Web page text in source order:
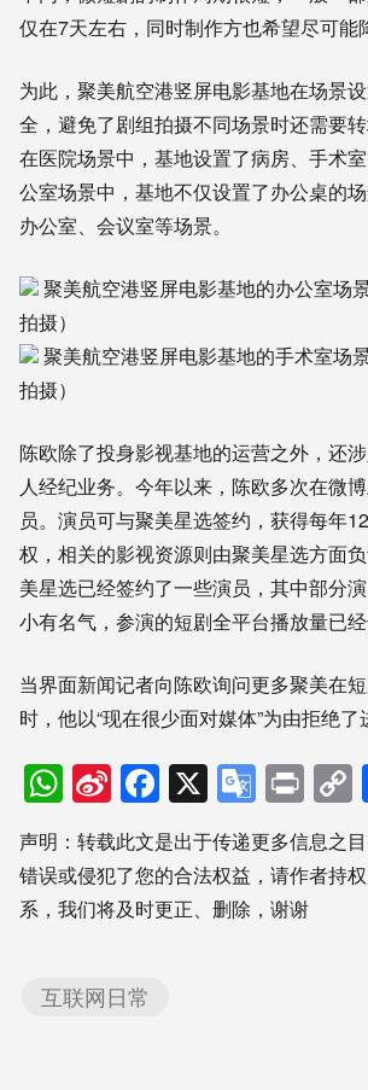
仅在7天左右 ， 同时制作方也希望尽可能
为此 ， 聚美航空港竖屏电影基地在场景
全 ， 避免了剧组拍摄不同场景时还需要
在医院场景中 ， 基地设置了病房 手术室
公室场景中 ， 基地不仅设置了办公桌的
办公室
会议室等场景。
聚美航空港竖屏电影基地的办公室场
拍摄）
聚美航空港竖屏电影基地的手术室场
拍摄）
陈欧除了投身影视基地的运营之外 ， 还
人经纪业务。 今年以来， 陈欧多次在微博
员。演员可与聚美星选签约 ， 获得每年12
权 ， 相关的影视资源则由聚美星选方面
美星选已经签约了一些演员 ， 其中部分
小有名气 ， 参演的短剧全平台播放量已经
当界面新闻记者向陈欧询问更多聚美在
时 ， 他以“现在很少面对媒体”为由拒绝了
WhatsApp
Sina
Weibo
Facebook
X
声明：转载此文是出于传递更多信息之
错误或侵犯了您的合法权益，请作者持
系，我们将及时更正、删除，谢谢
互联网日常